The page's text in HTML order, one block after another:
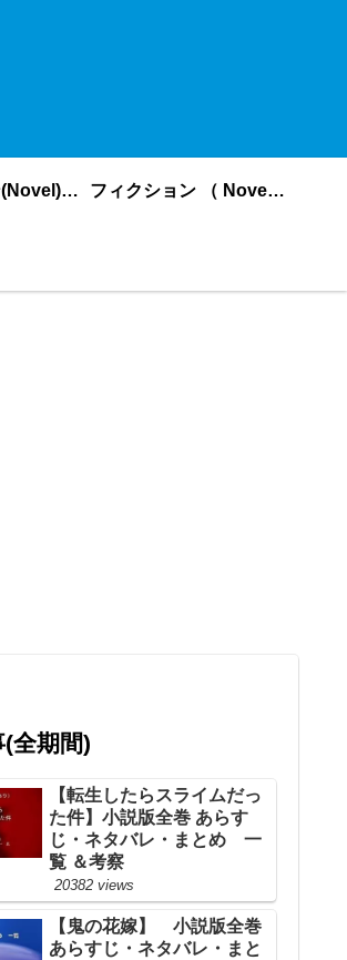
フィクション(Novel)更新順 フィクション （ Novel ） あいうえお順
(全期間)
【転生したらスライムだっ
た件】小説版全巻 あらす
じ・ネタバレ・まとめ 一
覧 ＆考察
20382 views
【鬼の花嫁】 小説版全巻
あらすじ・ネタバレ・まと